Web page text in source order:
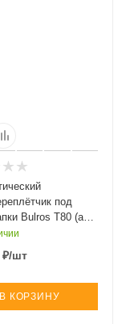
под
Bulros T80 (арт.
T-80-400-___-__)
₽/шт
В КОРЗИНУ